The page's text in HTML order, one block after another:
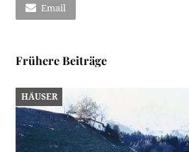
Email
Frühere Beiträge
HÄUSER